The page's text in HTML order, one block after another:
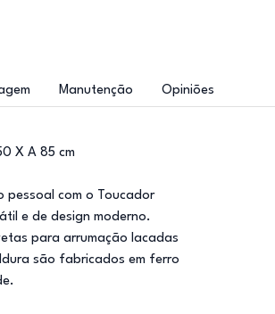
Manutenção Opiniões
X A 85 cm
pessoal com o Toucador
e de design moderno.
para arrumação lacadas
são fabricados em ferro